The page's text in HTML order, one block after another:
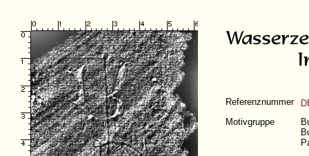
Referenznummer
Motivgruppe